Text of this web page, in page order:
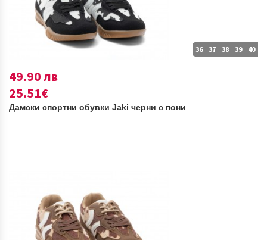
36 37 38 39 40
49.90 лв
25.51€
Дамски спортни обувки Jaki черни с пони